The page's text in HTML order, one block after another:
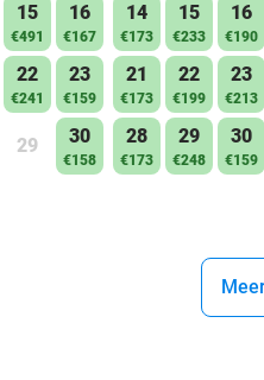
15
€491
16
€167
22
€241
23
€159
29 30
€158
14
€173
15
€233
16
€190
21
€173
22
€199
23
€213
28
€173
29
€248
30
€159